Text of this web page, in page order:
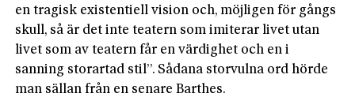
en tragisk existentiell vision och, möjligen för gångs
skull, så är det inte teatern som imiterar livet utan
livet som av teatern får en värdighet och en i
sanning storartad stil”. Sådana storvulna ord hörde
man sällan från en senare Barthes.